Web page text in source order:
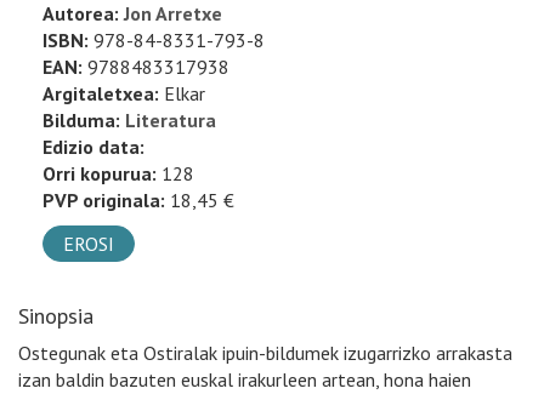
Autorea:Jon Arretxe
ISBN: 978-84-8331-793-8
EAN: 9788483317938
Argitaletxea: Elkar
Bilduma: Literatura
Edizio data:
Orri kopurua: 128
PVP originala: 18,45 €
EROSI
Sinopsia
Ostegunak eta Ostiralak ipuin-bildumek izugarrizko arrakasta
izan baldin bazuten euskal irakurleen artean, hona haien